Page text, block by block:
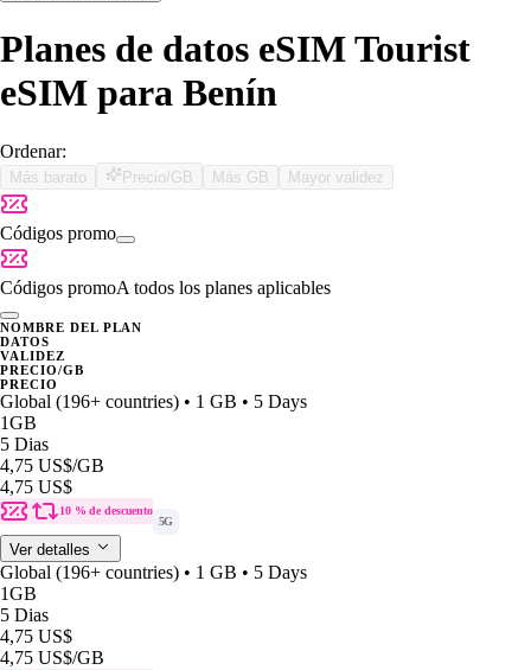
Planes de datos eSIM Tourist
eSIM para Benín
Ordenar:
Más barato Precio/GB Más GB Mayor validez
Códigos promo
Códigos promoA todos los planes aplicables
NOMBRE DEL PLAN
DATOS
VALIDEZ
PRECIO/GB
PRECIO
Global (196+ countries) • 1 GB • 5 Days
1GB
5 Dias
4,75 US$/GB
4,75 US$
10 % de descuento
5G
Ver detalles
Global (196+ countries) • 1 GB • 5 Days
1GB
5 Dias
4,75 US$
4,75 US$/GB